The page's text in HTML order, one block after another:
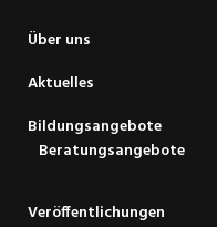
Über uns
Aktuelles
Bildungsangebote
Beratungsangebote
Veröffentlichungen